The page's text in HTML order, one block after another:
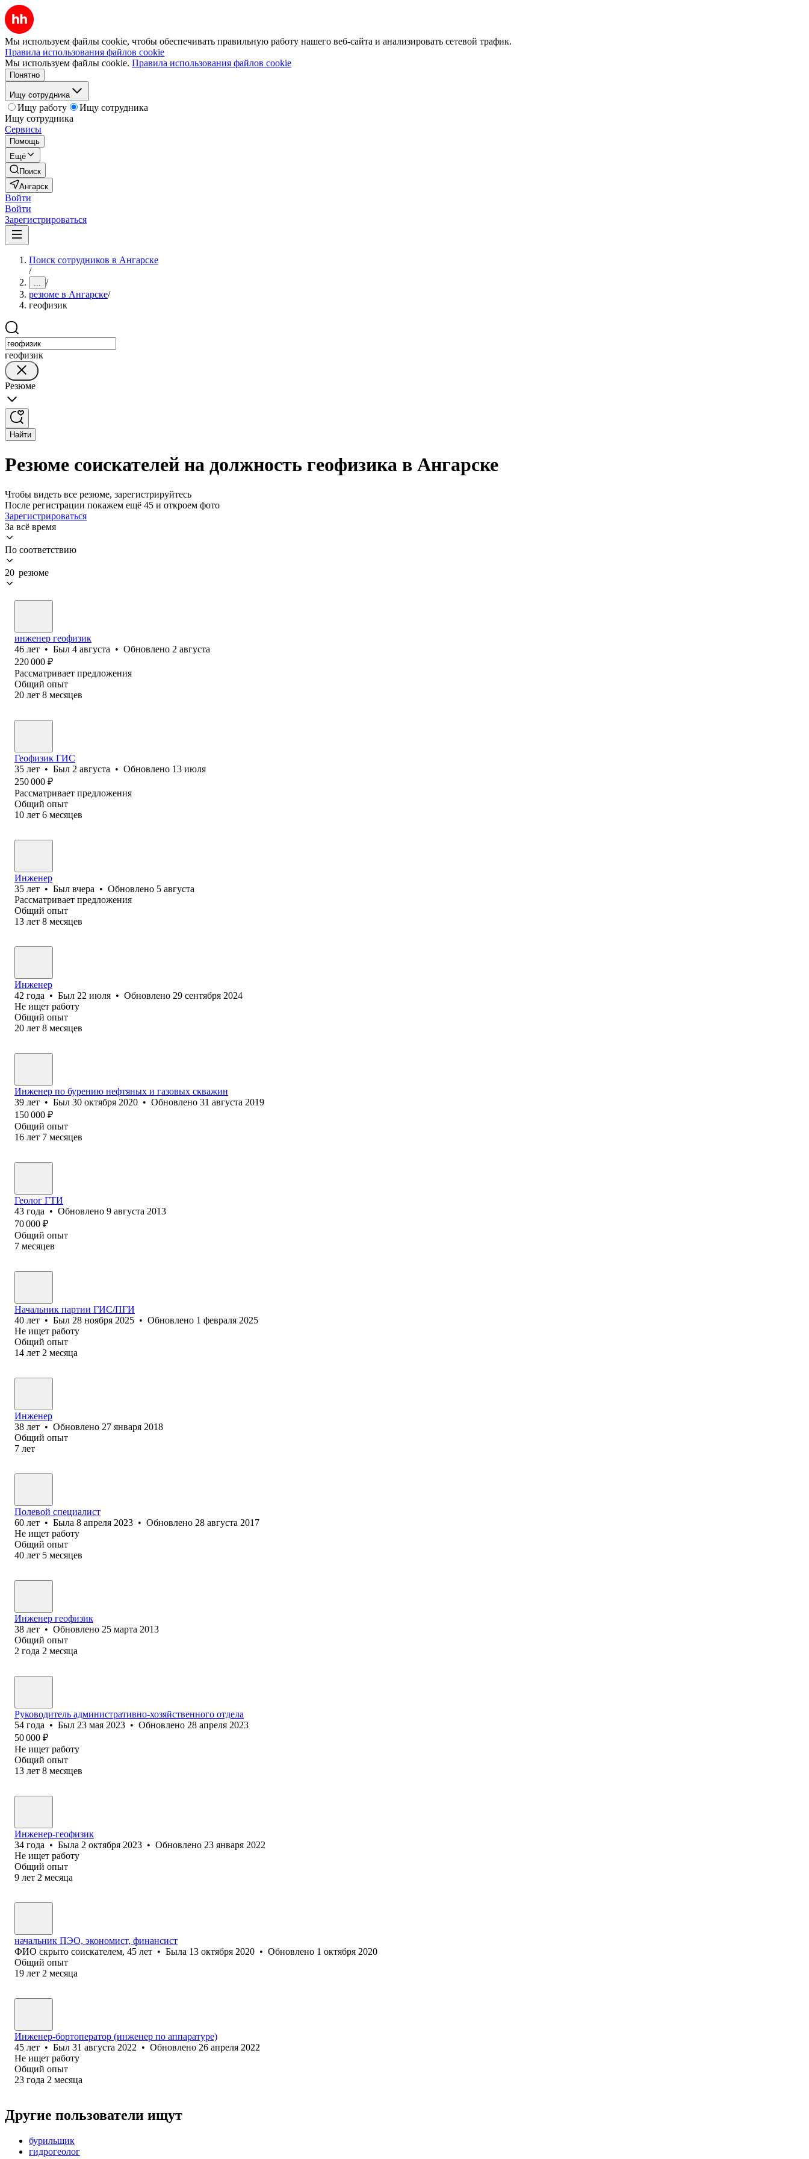
Мы используем файлы cookie, чтобы обеспечивать правильную работу нашего веб-сайта и анализировать сетевой трафик.
Правила использования файлов cookie
Мы используем файлы cookie. Правила использования файлов cookie
Понятно
Ищу сотрудника
Ищу работу
Ищу сотрудника
Ищу сотрудника
Сервисы
Помощь
Ещё
Поиск
Ангарск
Войти
Войти
Зарегистрироваться
Поиск сотрудников в Ангарске
/
... /
резюме в Ангарске/
геофизик
геофизик
Резюме
Найти
Резюме соискателей на должность геофизика в Ангарске
Чтобы видеть все резюме, зарегистрируйтесь
После регистрации покажем ещё 45 и откроем фото
Зарегистрироваться
За всё время
По соответствию
20 резюме
инженер геофизик
46 лет • Был 4 августа • Обновлено 2 августа
220 000 ₽
Рассматривает предложения
Общий опыт
20 лет 8 месяцев
Геофизик ГИС
35 лет • Был 2 августа • Обновлено 13 июля
250 000 ₽
Рассматривает предложения
Общий опыт
10 лет 6 месяцев
Инженер
35 лет • Был вчера • Обновлено 5 августа
Рассматривает предложения
Общий опыт
13 лет 8 месяцев
Инженер
42 года • Был 22 июля • Обновлено 29 сентября 2024
Не ищет работу
Общий опыт
20 лет 8 месяцев
Инженер по бурению нефтяных и газовых скважин
39 лет • Был 30 октября 2020 • Обновлено 31 августа 2019
150 000 ₽
Общий опыт
16 лет 7 месяцев
Геолог ГТИ
43 года • Обновлено 9 августа 2013
70 000 ₽
Общий опыт
7 месяцев
Начальник партии ГИС/ПГИ
40 лет • Был 28 ноября 2025 • Обновлено 1 февраля 2025
Не ищет работу
Общий опыт
14 лет 2 месяца
Инженер
38 лет • Обновлено 27 января 2018
Общий опыт
7 лет
Полевой с⁢пециалист
60 лет • Была 8 апреля 2023 • Обновлено 28 августа 2017
Не ищет работу
Общий опыт
40 лет 5 месяцев
Инженер геофизик
38 лет • Обновлено 25 марта 2013
Общий опыт
2 года 2 месяца
Руководитель административно-хозяйственного отдела
54 года • Был 23 мая 2023 • Обновлено 28 апреля 2023
50 000 ₽
Не ищет работу
Общий опыт
13 лет 8 месяцев
Инженер-геофизик
34 года • Была 2 октября 2023 • Обновлено 23 января 2022
Не ищет работу
Общий опыт
9 лет 2 месяца
начальник ПЭО, экономист, финансист
ФИО скрыто соискателем, 45 лет • Была 13 октября 2020 • Обновлено 1 октября 2020
Общий опыт
19 лет 2 месяца
Инженер-бортоператор (инженер по аппаратуре)
45 лет • Был 31 августа 2022 • Обновлено 26 апреля 2022
Не ищет работу
Общий опыт
23 года 2 месяца
Другие пользователи ищут
бурильщик
гидрогеолог